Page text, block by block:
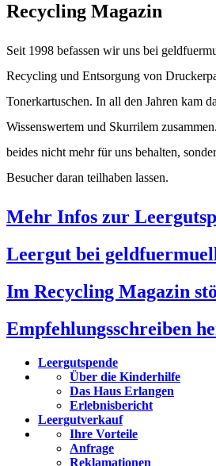
Recycling Magazin
Seit 1998 befassen wir uns bei
Recycling und Entsorgung von
Tonerkartuschen. In all den Jahren kam
Wissenswertem und Skurrilem
beides nicht mehr für uns behalten,
Besucher daran teilhaben lassen.
Mehr Infos zur
Leergut bei
Im Recycling Magazin
Empfehlungsschreiben
Leergutspende
Über die Kinderhilfe
Das Haus Erlangen
Erlebnisbericht
Leergutverkauf
Ihre Vorteile
Anfrage
Reklamationen